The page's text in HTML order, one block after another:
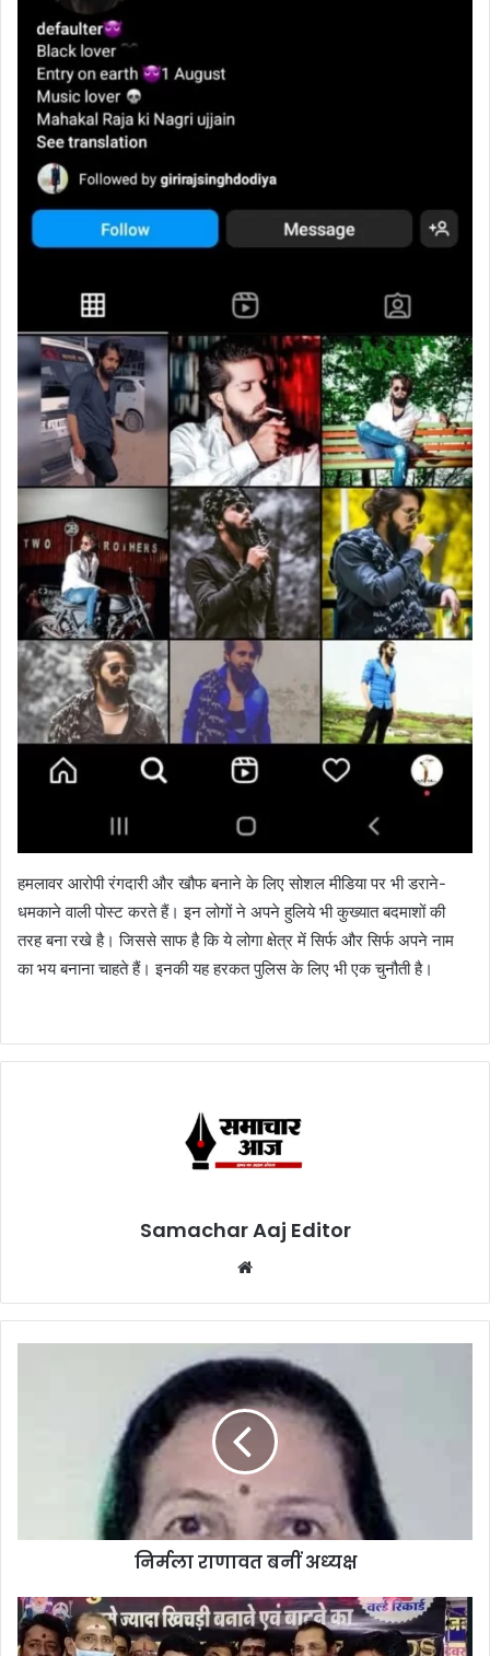
हमलावर आरोपी रंगदारी और खौफ बनाने के लिए सोशल मीडिया पर भी डराने-
धमकाने वाली पोस्‍ट करते हैं। इन लोगों ने अपने हुलिये भी कुख्‍यात बदमाशों की
तरह बना रखे है। जिससे साफ है कि ये लोगा क्षेत्र में सिर्फ और सिर्फ अपने नाम
का भय बनाना चाहते हैं। इनकी यह हरकत पुलिस के लिए भी एक चुनौती है।
Samachar Aaj Editor
निर्मला राणावत बनीं अध्‍यक्ष